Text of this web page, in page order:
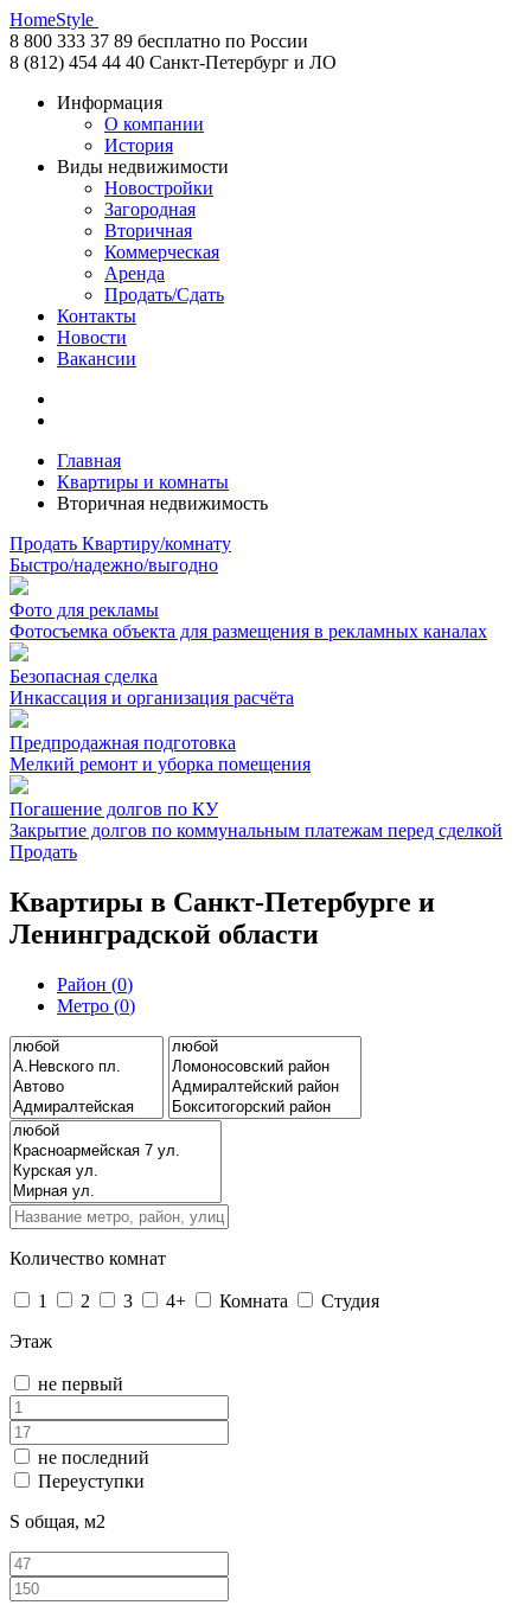
HomeStyle
8 800 333 37 89 бесплатно по России
8 (812) 454 44 40 Санкт-Петербург и ЛО
Информация
О компании
История
Виды недвижимости
Новостройки
Загородная
Вторичная
Коммерческая
Аренда
Продать/Сдать
Контакты
Новости
Вакансии
Главная
Квартиры и комнаты
Вторичная недвижимость
Продать Квартиру/комнату
Быстро/надежно/выгодно
Фото для рекламы
Фотосъемка объекта для размещения в рекламных каналах
Безопасная сделка
Инкассация и организация расчёта
Предпродажная подготовка
Мелкий ремонт и уборка помещения
Погашение долгов по КУ
Закрытие долгов по коммунальным платежам перед сделкой
Продать
Квартиры в Санкт-Петербурге и
Ленинградской области
Район (0)
Метро (0)
Количество комнат
1 2 3 4+ Комната
Студия
Этаж
не первый
не последний
Переуступки
S общая, м2